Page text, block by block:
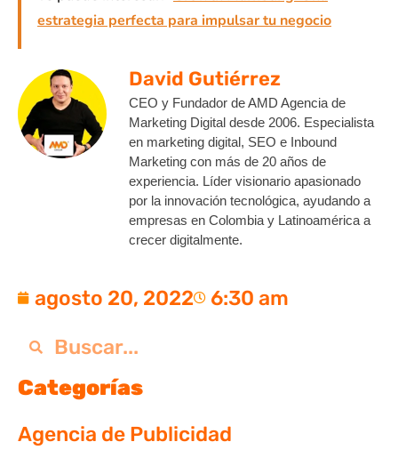
estrategia perfecta para impulsar tu negocio
David Gutiérrez
CEO y Fundador de AMD Agencia de
Marketing Digital desde 2006. Especialista
en marketing digital, SEO e Inbound
Marketing con más de 20 años de
experiencia. Líder visionario apasionado
por la innovación tecnológica, ayudando a
empresas en Colombia y Latinoamérica a
crecer digitalmente.
agosto 20, 2022 6:30 am
Categorías
Agencia de Publicidad